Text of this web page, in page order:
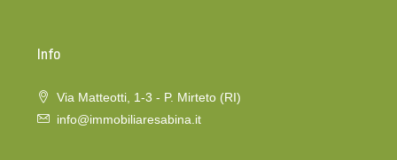
Info
Via Matteotti, 1-3 - P. Mirteto (RI)
info@immobiliaresabina.it